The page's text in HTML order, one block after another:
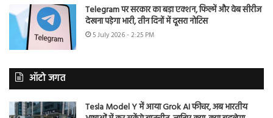
Telegram पर सरकार का बड़ा एक्शन, फिल्में और वेब सीरीज
देखना पड़ेगा भारी, तीन दिनों में दूसरा नोटिस
5 July 2026 - 2:25 PM
ऑटो जगत
Tesla Model Y में आया Grok AI फीचर, अब भारतीय